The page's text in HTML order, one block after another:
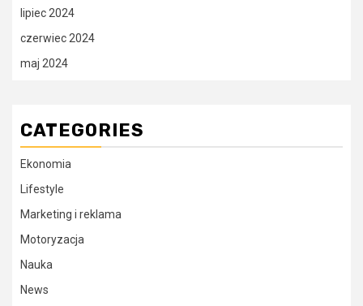
lipiec 2024
czerwiec 2024
maj 2024
CATEGORIES
Ekonomia
Lifestyle
Marketing i reklama
Motoryzacja
Nauka
News